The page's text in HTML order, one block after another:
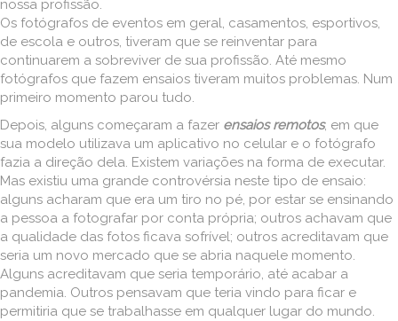
nossa profissão.
Os fotógrafos de eventos em geral, casamentos, esportivos,
de escola e outros, tiveram que se reinventar para
continuarem a sobreviver de sua profissão. Até mesmo
fotógrafos que fazem ensaios tiveram muitos problemas. Num
primeiro momento parou tudo.
Depois, alguns começaram a fazer ensaios remotos, em que
sua modelo utilizava um aplicativo no celular e o fotógrafo
fazia a direção dela. Existem variações na forma de executar.
Mas existiu uma grande controvérsia neste tipo de ensaio:
alguns acharam que era um tiro no pé, por estar se ensinando
a pessoa a fotografar por conta própria; outros achavam que
a qualidade das fotos ficava sofrível; outros acreditavam que
seria um novo mercado que se abria naquele momento.
Alguns acreditavam que seria temporário, até acabar a
pandemia. Outros pensavam que teria vindo para ficar e
permitiria que se trabalhasse em qualquer lugar do mundo.